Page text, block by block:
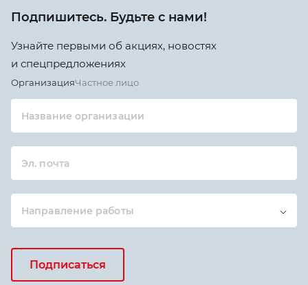
Подпишитесь. Будьте с нами!
Узнайте первыми об акциях, новостях
и спецпредложениях
ОрганизацияЧастное лицо
Название организации
Эл. почта
Направление работы
Подписаться